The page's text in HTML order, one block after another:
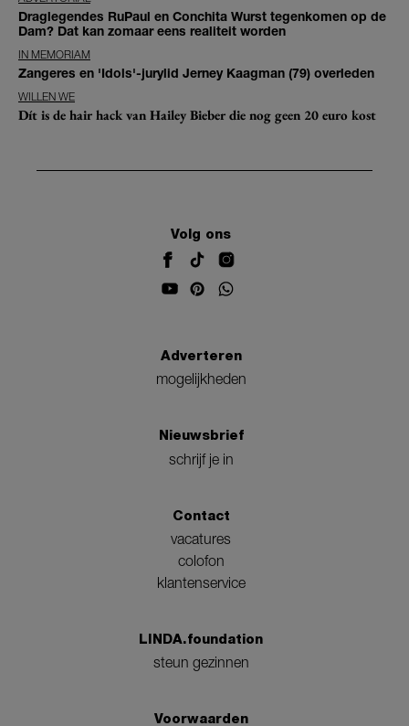
Draglegendes RuPaul en Conchita Wurst tegenkomen op de
Dam? Dat kan zomaar eens realiteit worden
IN MEMORIAM
Zangeres en 'Idols'-jurylid Jerney Kaagman (79) overleden
WILLEN WE
Dít is de hair hack van Hailey Bieber die nog geen 20 euro kost
Volg ons
Adverteren
mogelijkheden
Nieuwsbrief
schrijf je in
Contact
vacatures
colofon
klantenservice
LINDA.foundation
steun gezinnen
Voorwaarden